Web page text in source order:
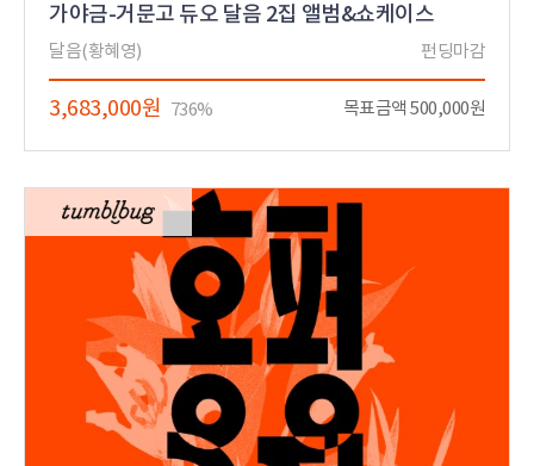
가야금-거문고 듀오 달음 2집 앨범&쇼케이스
달음(황혜영) 펀딩마감
3,683,000원 736% 목표금액 500,000원